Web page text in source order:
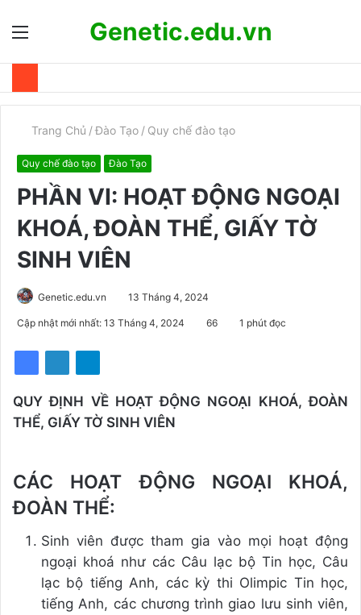
Genetic.edu.vn
Trang Chủ /Đào Tạo / Quy chế đào tạo
Quy chế đào tạo Đào Tạo
PHẦN VI: HOẠT ĐỘNG NGOẠI
KHOÁ, ĐOÀN THỂ, GIẤY TỜ
SINH VIÊN
Genetic.edu.vn 13 Tháng 4, 2024
Cập nhật mới nhất: 13 Tháng 4, 2024 66 1 phút đọc
QUY ĐỊNH VỀ HOẠT ĐỘNG NGOẠI KHOÁ, ĐOÀN
THỂ, GIẤY TỜ SINH VIÊN
CÁC HOẠT ĐỘNG NGOẠI KHOÁ,
ĐOÀN THỂ:
Sinh viên được tham gia vào mọi hoạt động
ngoại khoá như các Câu lạc bộ Tin học, Câu
lạc bộ tiếng Anh, các kỳ thi Olimpic Tin học,
tiếng Anh, các chương trình giao lưu sinh viên,